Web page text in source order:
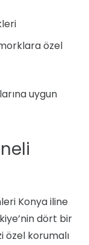
özel
uygun
Konya iline
dört bir
özel korumalı